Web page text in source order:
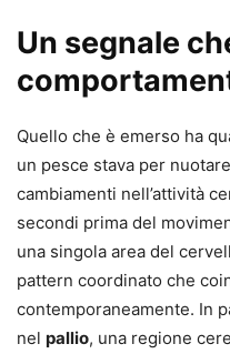
Un segnale
Quello che è emerso ha
un pesce stava per
cambiamenti nell’attività
secondi prima del
una singola area del
pattern coordinato che
contemporaneamente. In
nel pallio, una regione